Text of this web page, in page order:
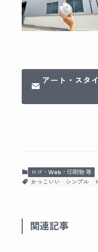
アート・スタ
ロゴ・Web・印刷物 等
かっこいい
シンプル
関連記事